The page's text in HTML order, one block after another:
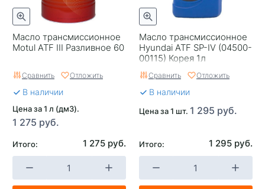
Масло трансмиссионное
Motul ATF III Разливное 60
Сравнить Отложить
В наличии
Цена за 1 л (дм3).
1 275 руб.
Итого: 1 275 руб.
Масло трансмиссионное
Hyundai ATF SP-IV (04500-
00115) Корея 1л
Сравнить Отложить
В наличии
Цена за 1 шт. 1 295 руб.
Итого: 1 295 руб.